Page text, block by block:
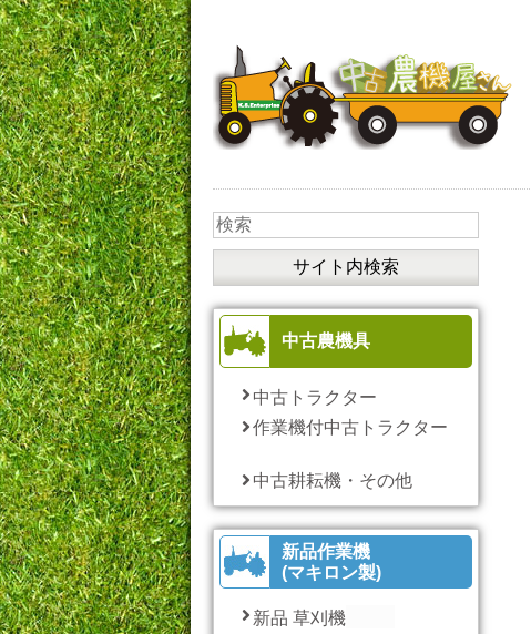
中古農機具
中古トラクター
作業機付中古トラクター
中古耕耘機・その他
新品作業機
(マキロン製)
新品 草刈機